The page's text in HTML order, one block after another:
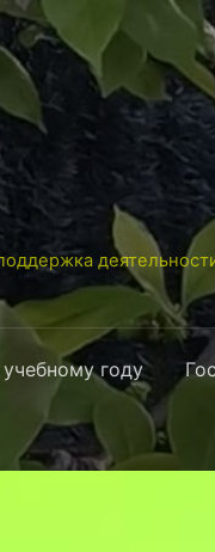
году